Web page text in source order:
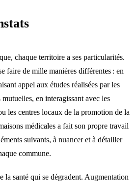
chaque territoire a ses particularités.
faire de mille manières différentes : en
appel aux études réalisées par les
en interagissant avec les
les centres locaux de la promotion de la
médicales a fait son propre travail
suivants, à nuancer et à détailler
commune.
la santé qui se dégradent. Augmentation